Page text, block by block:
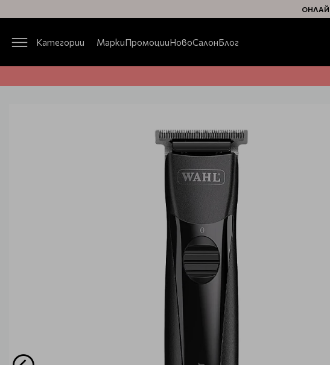
Категории МаркиПромоцииНовоСалонБлог